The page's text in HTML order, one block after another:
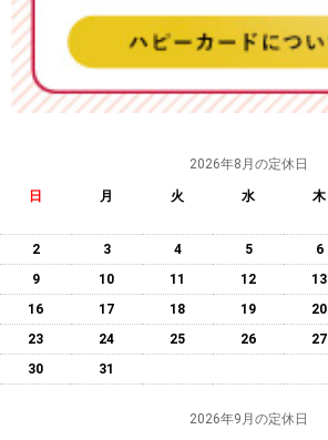
2026年8月の定休日
日 月 火 水 木
2
3 4 5 6
9
10 11 12 13
16
17 18 19 20
23
24 25 26 27
30
31
2026年9月の定休日